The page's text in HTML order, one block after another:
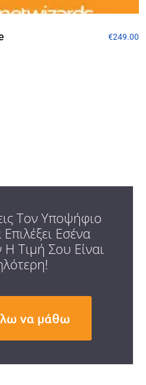
€249.00
Τον Υποψήφιο
Εσένα
Τιμή Σου Είναι
να μάθω